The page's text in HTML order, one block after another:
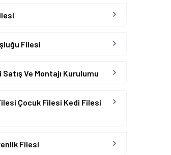
Filesi
Ve Montajı Kurulumu
Çocuk Filesi Kedi Filesi
Filesi